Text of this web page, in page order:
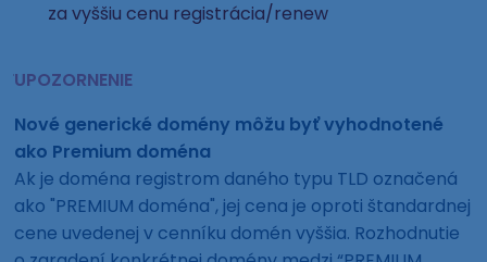
za vyššiu cenu registrácia/renew
UPOZORNENIE
Nové generické domény môžu byť vyhodnotené
ako Premium doména
Ak je doména registrom daného typu TLD označená
ako "PREMIUM doména", jej cena je oproti štandardnej
cene uvedenej v cenníku domén vyššia. Rozhodnutie